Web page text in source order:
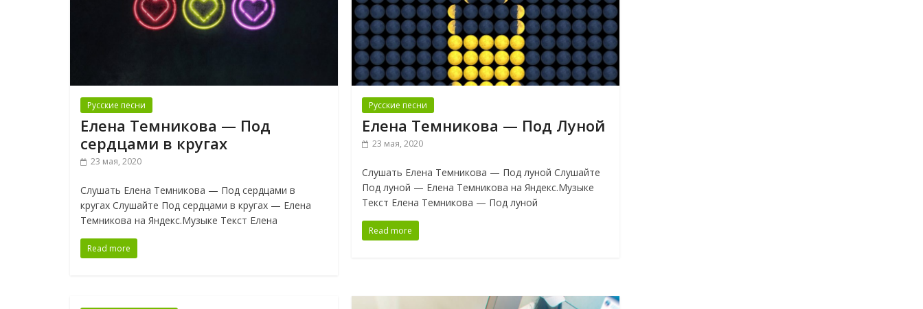
Русские песни
Елена Темникова — Под
сердцами в кругах
23 мая, 2020
Слушать Елена Темникова — Под сердцами в
кругах Слушайте Под сердцами в кругах — Елена
Темникова на Яндекс.Музыке Текст Елена
Read more
Русские песни
Елена Темникова — Под Луной
23 мая, 2020
Слушать Елена Темникова — Под луной Слушайте
Под луной — Елена Темникова на Яндекс.Музыке
Текст Елена Темникова — Под луной
Read more